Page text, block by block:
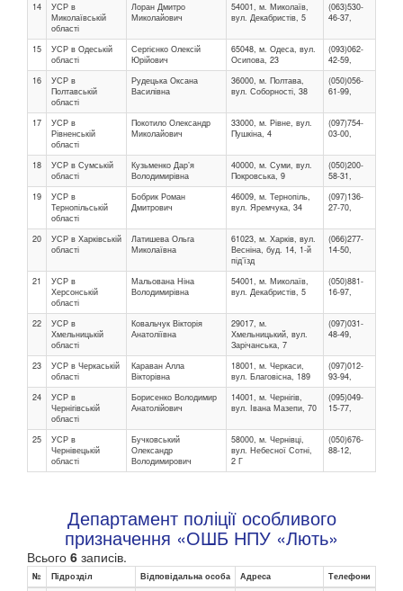
14
УСР в
Миколаївській
області
Лоран Дмитро
Миколайович
54001, м. Миколаїв,
вул. Декабристів, 5
(063)530-
46-37,
15
УСР в Одеській
області
Сергієнко Олексій
Юрійович
65048, м. Одеса, вул.
Осипова, 23
(093)062-
42-59,
16
УСР в
Полтавській
області
Рудецька Оксана
Василівна
36000, м. Полтава,
вул. Соборності, 38
(050)056-
61-99,
17
УСР в
Рівненській
області
Покотило Олександр
Миколайович
33000, м. Рівне, вул.
Пушкіна, 4
(097)754-
03-00,
18
УСР в Сумській
області
Кузьменко Дарʼя
Володимирівна
40000, м. Суми, вул.
Покровська, 9
(050)200-
58-31,
19
УСР в
Тернопільській
області
Бобрик Роман
Дмитрович
46009, м. Тернопіль,
вул. Яремчука, 34
(097)136-
27-70,
20
УСР в Харківській
області
Латишева Ольга
Миколаївна
61023, м. Харків, вул.
Весніна, буд. 14, 1-й
під’їзд
(066)277-
14-50,
21
УСР в
Херсонській
області
Мальована Ніна
Володимирівна
54001, м. Миколаїв,
вул. Декабристів, 5
(050)881-
16-97,
22
УСР в
Хмельницькій
області
Ковальчук Вікторія
Анатоліївна
29017, м.
Хмельницький, вул.
Зарічанська, 7
(097)031-
48-49,
23
УСР в Черкаській
області
Караван Алла
Вікторівна
18001, м. Черкаси,
вул. Благовісна, 189
(097)012-
93-94,
24
УСР в
Чернігівській
області
Борисенко Володимир
Анатолійович
14001, м. Чернігів,
вул. Івана Мазепи, 70
(095)049-
15-77,
25
УСР в
Чернівецькій
області
Бучковський
Олександр
Володимирович
58000, м. Чернівці,
вул. Небесної Сотні,
2 Г
(050)676-
88-12,
Департамент поліції особливого
призначення «ОШБ НПУ «Лють»
Всього 6 записів.
№ Підрозділ Відповідальна особа Адреса
Телефони